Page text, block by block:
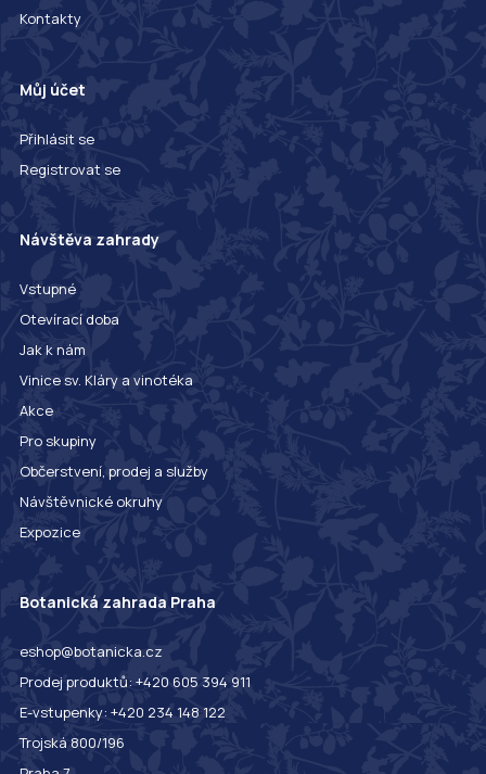
Kontakty
Můj účet
Přihlásit se
Registrovat se
Návštěva zahrady
Vstupné
Otevírací doba
Jak k nám
Vinice sv. Kláry a vinotéka
Akce
Pro skupiny
Občerstvení, prodej a služby
Návštěvnické okruhy
Expozice
Botanická zahrada Praha
eshop@botanicka.cz
Prodej produktů: +420 605 394 911
E-vstupenky: +420 234 148 122
Trojská 800/196